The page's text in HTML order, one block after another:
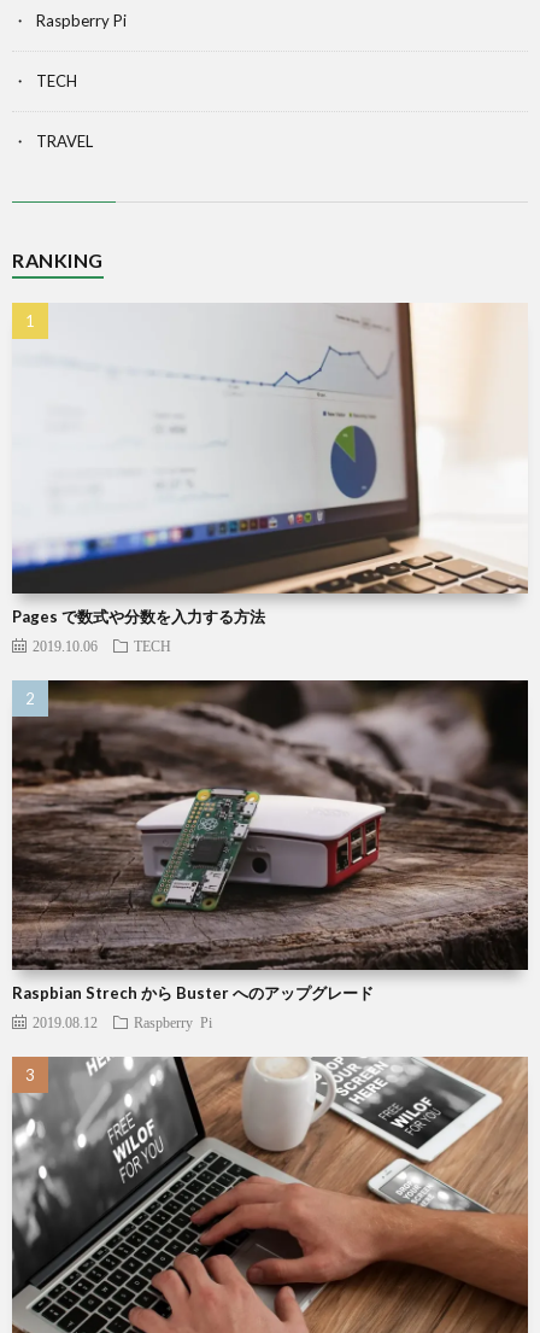
Raspberry Pi
TECH
TRAVEL
RANKING
Pages で数式や分数を入力する方法
2019.10.06 TECH
Raspbian Strech から Buster へのアップグレード
2019.08.12 Raspberry Pi